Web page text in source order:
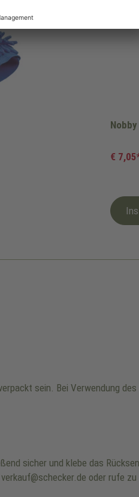
€
sein. Bei Verwendung
sicher und klebe das
oder rufe